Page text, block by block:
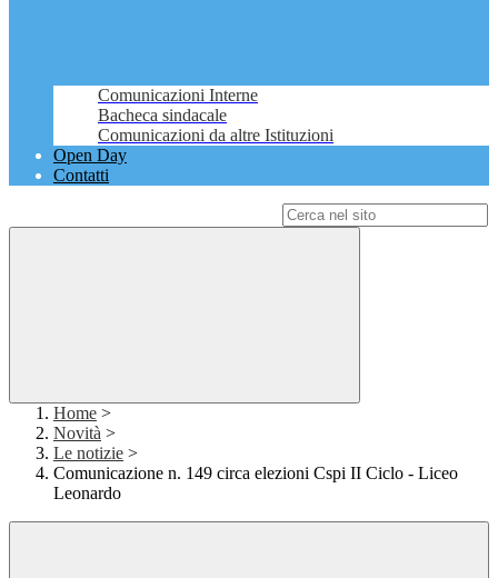
Comunicazioni Interne
Bacheca sindacale
Comunicazioni da altre Istituzioni
Open Day
Contatti
Home >
Novità >
Le notizie >
Comunicazione n. 149 circa elezioni Cspi II Ciclo - Liceo
Leonardo